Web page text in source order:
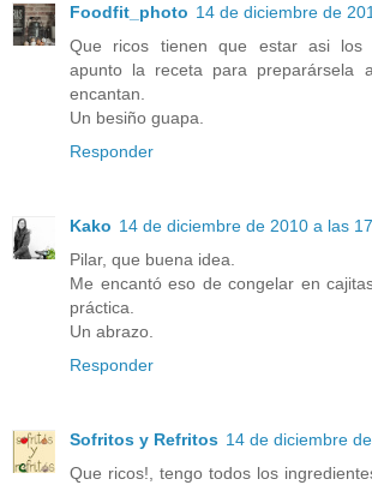
Foodfit_photo 14 de diciembre de
Que ricos tienen que estar asi los
apunto la receta para preparársela
encantan.
Un besiño guapa.
Responder
Kako 14 de diciembre de 2010 a las
Pilar, que buena idea.
Me encantó eso de congelar en
práctica.
Un abrazo.
Responder
Sofritos y Refritos 14 de diciembre
Que ricos!, tengo todos los